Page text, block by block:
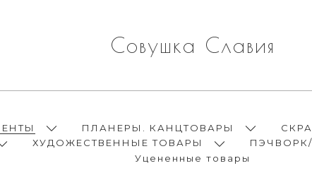
Совушка Славия
ПЛАНЕРЫ. КАНЦТОВАРЫ
ХУДОЖЕСТВЕННЫЕ ТОВАРЫ
Уцененные товары